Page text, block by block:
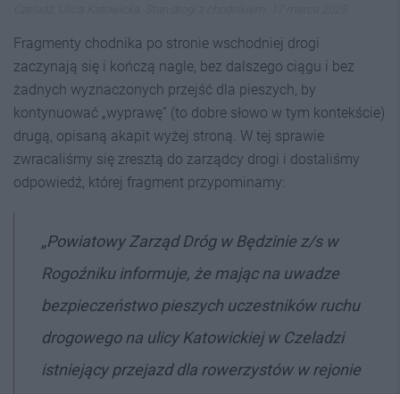
Fragmenty chodnika po stronie wschodniej drogi
zaczynają się i kończą nagle, bez dalszego ciągu i bez
żadnych wyznaczonych przejść dla pieszych, by
kontynuować „wyprawę” (to dobre słowo w tym kontekście)
drugą, opisaną akapit wyżej stroną. W tej sprawie
zwracaliśmy się zresztą do zarządcy drogi i dostaliśmy
odpowiedź, której fragment przypominamy:
„Powiatowy Zarząd Dróg w Będzinie z/s w
Rogoźniku informuje, że mając na uwadze
bezpieczeństwo pieszych uczestników ruchu
drogowego na ulicy Katowickiej w Czeladzi
istniejący przejazd dla rowerzystów w rejonie